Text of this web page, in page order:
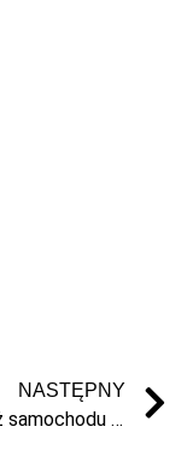
NASTĘPNY
Sprzedaż samochodu z masy upadłości – Ford Kuga 1.5 Eco Boost 2022